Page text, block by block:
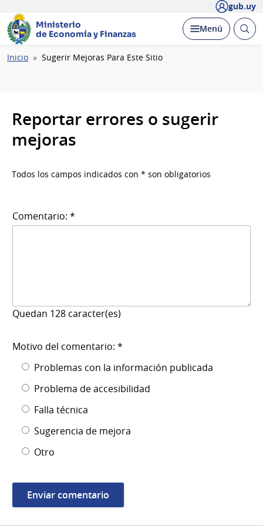
gub.uy
Ministerio
de Economía y Finanzas
Desplegar
Menú Abrir
Ruta
Inicio Sugerir Mejoras Para Este Sitio
Reportar errores o sugerir
mejoras
Todos los campos indicados con * son obligatorios
Comentario: *
Quedan 128 caracter(es)
Motivo del comentario: *
Problemas con la información publicada
Problema de accesibilidad
Falla técnica
Sugerencia de mejora
Otro